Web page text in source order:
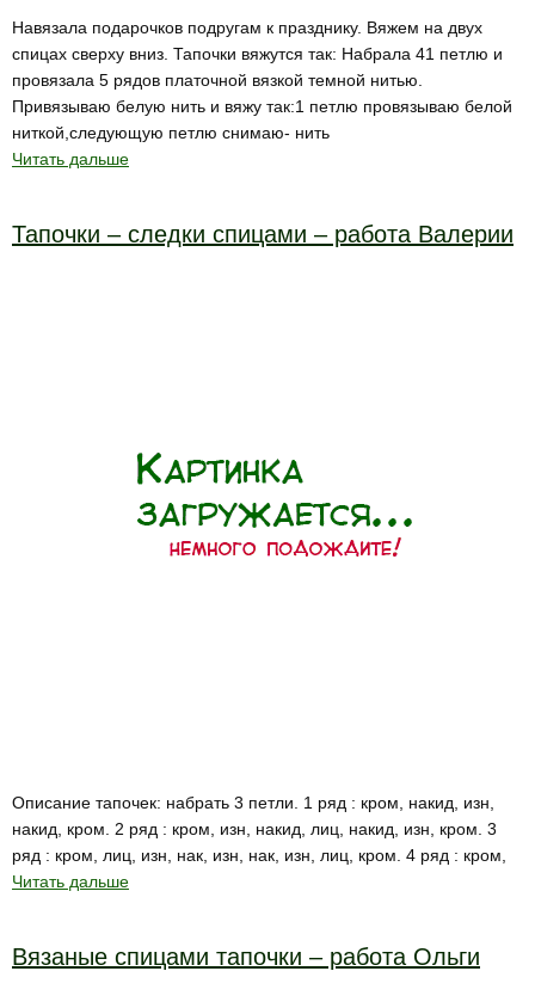
Навязала подарочков подругам к празднику. Вяжем на двух
спицах сверху вниз. Тапочки вяжутся так: Набрала 41 петлю и
провязала 5 рядов платочной вязкой темной нитью.
Привязываю белую нить и вяжу так:1 петлю провязываю белой
ниткой,следующую петлю снимаю- нить
Читать дальше
Тапочки – следки спицами – работа Валерии
Описание тапочек: набрать 3 петли. 1 ряд : кром, накид, изн,
накид, кром. 2 ряд : кром, изн, накид, лиц, накид, изн, кром. 3
ряд : кром, лиц, изн, нак, изн, нак, изн, лиц, кром. 4 ряд : кром,
Читать дальше
Вязаные спицами тапочки – работа Ольги